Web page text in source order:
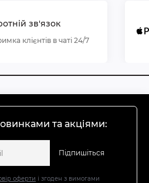
зв'язок
клієнтів в чаті 24/7
та акціями:
Підпишіться
оферти і згоден з вимогами